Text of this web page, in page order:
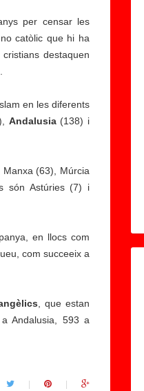
per censar les
catòlic que hi ha
destaquen
en les diferents
Andalusia(138) i
(63), Múrcia
són Astúries (7) i
en llocs com
com succeeix a
, que estan
Andalusia, 593 a